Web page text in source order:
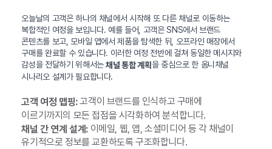
오늘날의 고객은 하나의 채널에서 시작해 또 다른 채널로 이동하는
복합적인 여정을 보입니다. 예를 들어, 고객은 SNS에서 브랜드
콘텐츠를 보고, 모바일 앱에서 제품을 탐색한 뒤, 오프라인 매장에서
구매를 완료할 수 있습니다. 이러한 여정 전반에 걸쳐 동일한 메시지와
감성을 전달하기 위해서는채널 통합 계획을 중심으로 한 옴니채널
시나리오 설계가 필요합니다.
고객 여정 맵핑:고객이 브랜드를 인식하고 구매에
이르기까지의 모든 접점을 시각화하여 분석합니다.
채널 간 연계 설계:이메일, 웹, 앱, 소셜미디어 등 각 채널이
유기적으로 정보를 교환하도록 구조화합니다.